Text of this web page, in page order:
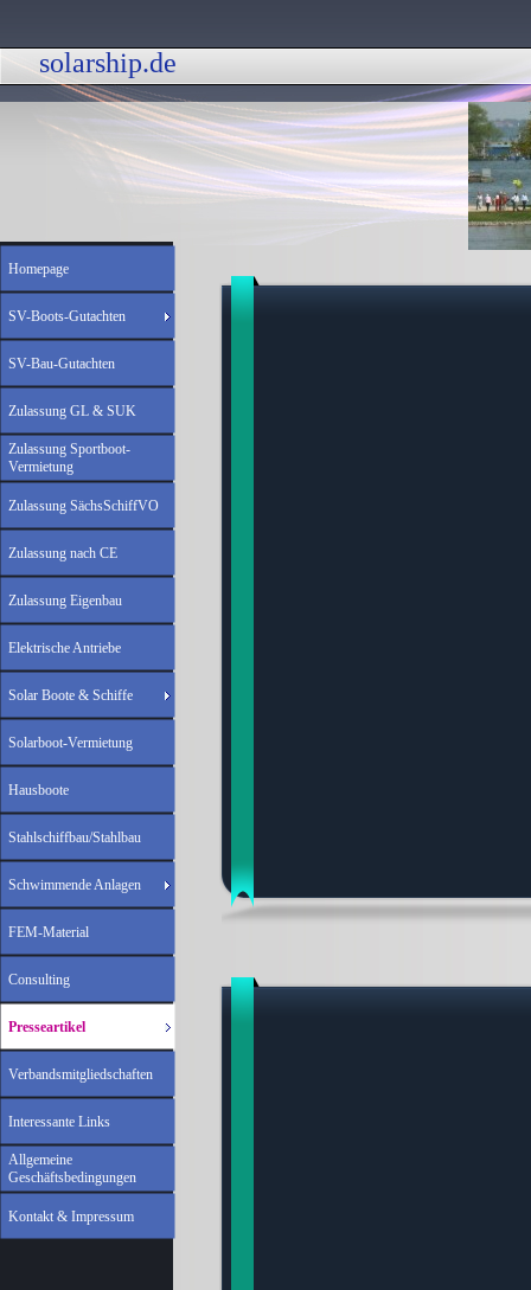
solarship.de
Homepage
SV-Boots-Gutachten
SV-Bau-Gutachten
Zulassung GL & SUK
Zulassung Sportboot-
Vermietung
Zulassung SächsSchiffVO
Zulassung nach CE
Zulassung Eigenbau
Elektrische Antriebe
Solar Boote & Schiffe
Solarboot-Vermietung
Hausboote
Stahlschiffbau/Stahlbau
Schwimmende Anlagen
FEM-Material
Consulting
Presseartikel
Verbandsmitgliedschaften
Interessante Links
Allgemeine
Geschäftsbedingungen
Kontakt & Impressum